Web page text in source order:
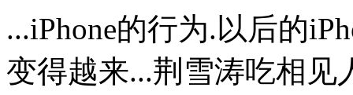
...iPhone的行为.以后的
变得越来...荆雪涛吃相见